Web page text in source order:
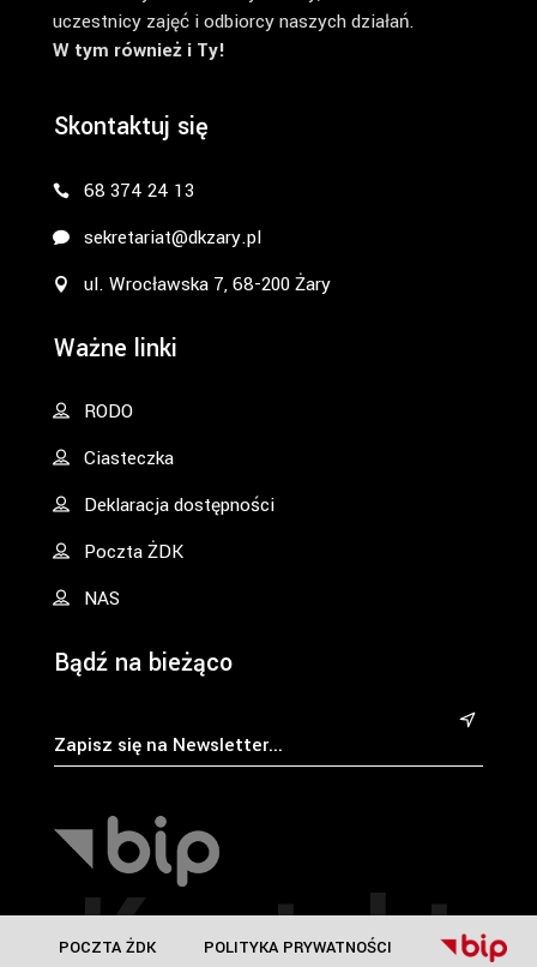
POLITYKA PRYWATNOŚCI
POCZTA ŻDK
uczestnicy zajęć i odbiorcy naszych działań.
W tym również i Ty!
Skontaktuj się
68 374 24 13
sekretariat@dkzary.pl
ul. Wrocławska 7, 68-200 Żary
Ważne linki
RODO
Ciasteczka
Deklaracja dostępności
Poczta ŻDK
NAS
Bądź na bieżąco
&